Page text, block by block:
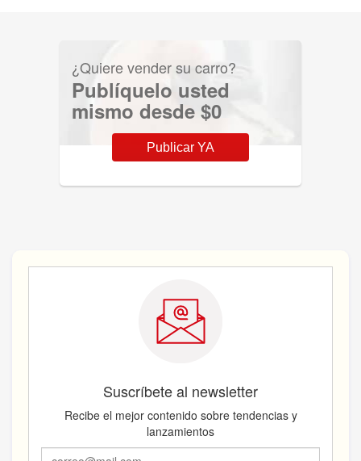
¿Quiere vender su carro?
Publíquelo usted
mismo desde $0
Publicar YA
Suscríbete al newsletter
Recibe el mejor contenido sobre tendencias y
lanzamientos